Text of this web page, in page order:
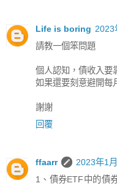
Life is boring 2023
請教一個笨問題
個人認知，債收入要
如果還要刻意避開每
謝謝
回覆
ffaarr
2023年1
1、債券ETF中的債